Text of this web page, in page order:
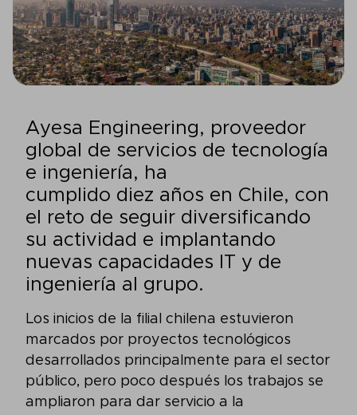
Ayesa Engineering, proveedor
global de servicios de tecnología
e ingeniería, ha
cumplido diez años en Chile, con
el reto de seguir diversificando
su actividad e implantando
nuevas capacidades IT y de
ingeniería al grupo.
Los inicios de la filial chilena estuvieron
marcados por proyectos tecnológicos
desarrollados principalmente para el sector
público, pero poco después los trabajos se
ampliaron para dar servicio a la